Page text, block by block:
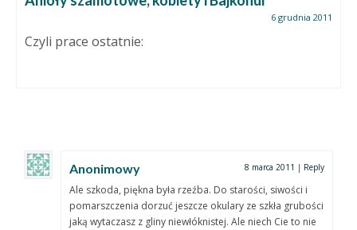
6 grudnia 2011
Czyli prace ostatnie:
Anonimowy 8 marca 2011 | Reply
Ale szkoda, piękna była rzeźba. Do starości, siwości i
pomarszczenia dorzuć jeszcze okulary ze szkła grubości
jaką wytaczasz z gliny niewłóknistej. Ale niech Cie to nie